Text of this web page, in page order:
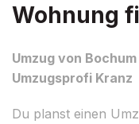
Wohnung
Umzug von
Umzugsprofi Kranz
Du planst einen